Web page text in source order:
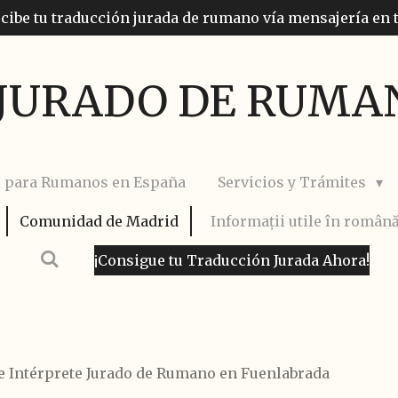
tu traducción jurada de rumano vía mensajería
DE
Rumanos en España Servicios y Trámites
Comunidad de Madrid Informații utile în română
¡Consigue tu Traducción Jurada Ahora!
Intérprete Jurado de Rumano en Fuenlabrada